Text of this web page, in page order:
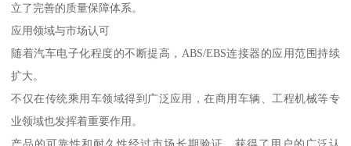
立了完善的质量保障体系。
应用领域与市场认可
随着汽车电子化程度的不断提高，ABS/EBS连接器的应用范围持续
扩大。
不仅在传统乘用车领域得到广泛应用，在商用车辆、工程机械等专
业领域也发挥着重要作用。
产品的可靠性和耐久性经过市场长期验证，获得了用户的广泛认